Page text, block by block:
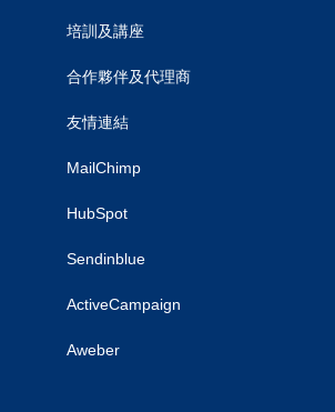
培訓及講座
合作夥伴及代理商
友情連結
MailChimp
HubSpot
Sendinblue
ActiveCampaign
Aweber